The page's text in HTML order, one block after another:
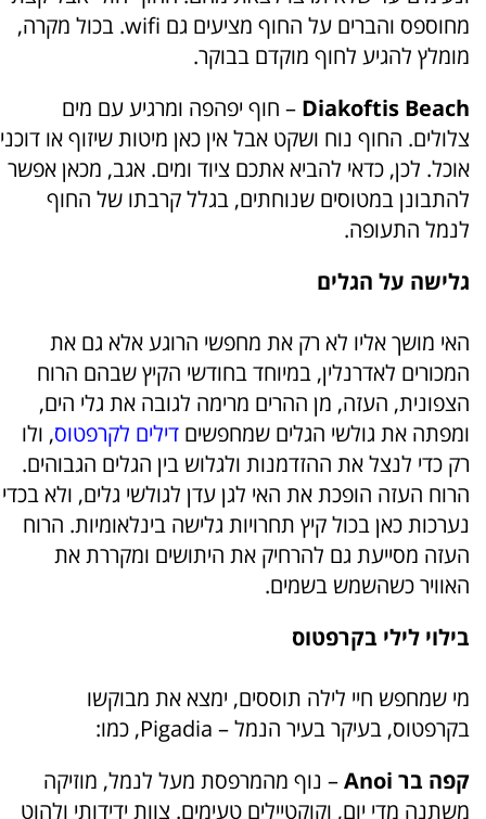
מחוספס והברים על החוף מציעים גם wifi. בכול מקרה,
מומלץ להגיע לחוף מוקדם בבוקר.
Diakoftis Beach – חוף יפהפה ומרגיע עם מים
צלולים. החוף נוח ושקט אבל אין כאן מיטות שיזוף או דוכני
אוכל. לכן, כדאי להביא אתכם ציוד ומים. אגב, מכאן אפשר
להתבונן במטוסים שנוחתים, בגלל קרבתו של החוף
לנמל התעופה.
גלישה על הגלים
האי מושך אליו לא רק את מחפשי הרוגע אלא גם את
המכורים לאדרנלין, במיוחד בחודשי הקיץ שבהם הרוח
הצפונית, העזה, מן ההרים מרימה לגובה את גלי הים,
ומפתה את גולשי הגלים שמחפשים דילים לקרפטוס, ולו
רק כדי לנצל את ההזדמנות ולגלוש בין הגלים הגבוהים.
הרוח העזה הופכת את האי לגן עדן לגולשי גלים, ולא בכדי
נערכות כאן בכול קיץ תחרויות גלישה בינלאומיות. הרוח
העזה מסייעת גם להרחיק את היתושים ומקררת את
האוויר כשהשמש בשמים.
בילוי לילי בקרפטוס
מי שמחפש חיי לילה תוססים, ימצא את מבוקשו
בקרפטוס, בעיקר בעיר הנמל – Pigadia, כמו:
קפה בר Anoi
– נוף מהמרפסת מעל לנמל, מוזיקה
משתנה מדי יום, וקוקטיילים טעימים. צוות ידידותי ולהוט